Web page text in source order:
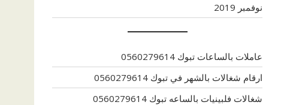
نوفمبر 2019
عاملات بالساعات تبوك 0560279614
ارقام شغالات بالشهر في تبوك 0560279614
شغالات فلبينيات بالساعه تبوك 0560279614